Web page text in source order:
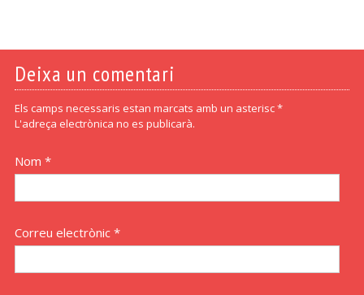
Deixa un comentari
Els camps necessaris estan marcats amb un asterisc *
L'adreça electrònica no es publicarà.
Nom *
Correu electrònic *